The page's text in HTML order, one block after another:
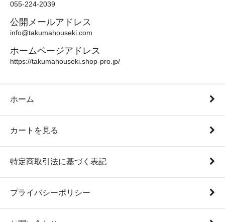
055-224-2039
公開メールアドレス
info@takumahouseki.com
ホームページアドレス
https://takumahouseki.shop-pro.jp/
ホーム
カートを見る
特定商取引法に基づく表記
プライバシーポリシー